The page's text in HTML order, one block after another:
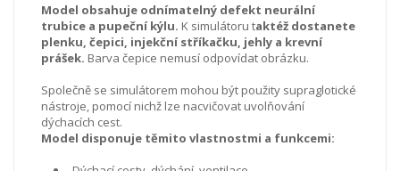
Model obsahuje odnímatelný defekt neurální
trubice a pupeční kýlu. K simulátoru taktéž dostanete
plenku, čepici, injekční stříkačku, jehly a krevní
prášek. Barva čepice nemusí odpovídat obrázku.
Společně se simulátorem mohou být použity supraglotické
nástroje, pomocí nichž lze nacvičovat uvolňování
dýchacích cest.
Model disponuje těmito vlastnostmi a funkcemi: